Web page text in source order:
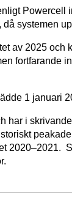
Powercell
systemen
av 2025 och
fortfarande
1 januari
har i
2020–2021.